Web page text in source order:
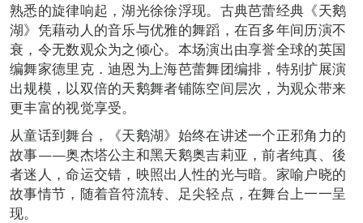
熟悉的旋律响起，湖光徐徐浮现。古典芭蕾经典《天鹅
湖》凭藉动人的音乐与优雅的舞蹈，在百多年间历演不
衰，令无数观众为之倾心。本场演出由享誉全球的英国
编舞家德里克．迪恩为上海芭蕾舞团编排，特别扩展演
出规模，以双倍的天鹅舞者铺陈空间层次，为观众带来
更丰富的视觉享受。
从童话到舞台，《天鹅湖》始终在讲述一个正邪角力的
故事——奥杰塔公主和黑天鹅奥吉莉亚，前者纯真、後
者迷人，命运交错，映照出人性的光与暗。家喻户晓的
故事情节，随着音符流转、足尖轻点，在舞台上一一呈
现。